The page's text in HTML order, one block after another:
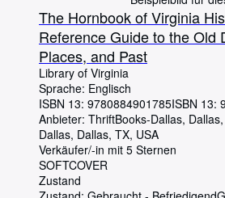
The Hornbook of Virginia
Reference Guide to the Old
Places, and Past
Library of Virginia
Sprache: Englisch
ISBN 13: 9780884901785ISBN 13:
Anbieter: ThriftBooks-Dallas,
Dallas, Dallas, TX, USA
Verkäufer/-in mit 5 Sternen
SOFTCOVER
Zustand